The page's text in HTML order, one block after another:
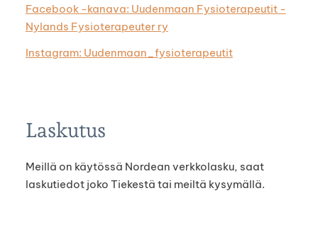
Facebook -kanava: Uudenmaan Fysioterapeutit -
Nylands Fysioterapeuter ry
Instagram: Uudenmaan_fysioterapeutit
Laskutus
Meillä on käytössä Nordean verkkolasku, saat
laskutiedot joko Tiekestä tai meiltä kysymällä.